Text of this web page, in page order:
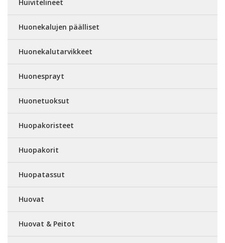
Huivitelineet
Huonekalujen päälliset
Huonekalutarvikkeet
Huonesprayt
Huonetuoksut
Huopakoristeet
Huopakorit
Huopatassut
Huovat
Huovat & Peitot